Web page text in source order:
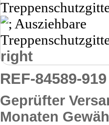
right
REF-84589-
Geprüfter
Monaten